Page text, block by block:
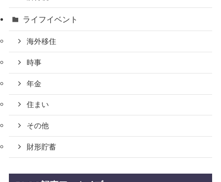
ライフイベント
海外移住
時事
年金
住まい
その他
財形貯蓄